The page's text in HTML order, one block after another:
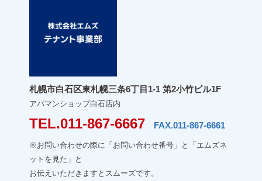
札幌市白石区東札幌三条6丁目1-1 第2小竹ビル1F
アパマンショップ白石店内
TEL.011-867-6667 FAX.011-867-6661
※お問い合わせの際に「お問い合わせ番号」と「エムズネ
ットを見た」と
お伝えいただきますとスムーズです。